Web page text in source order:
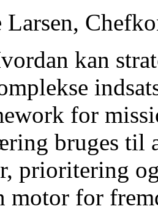
kan
for
bruges til
prioritering
motor for